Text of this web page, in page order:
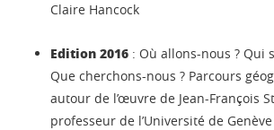
Claire Hancock
Edition 2016 : Où allons-nous ? Qui
Que cherchons-nous ? Parcours
autour de l’œuvre de Jean-François
professeur de l’Université de